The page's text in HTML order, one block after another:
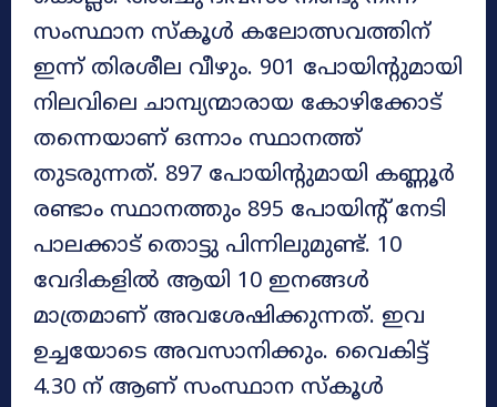
സംസ്ഥാന സ്കൂൾ കലോത്സവത്തിന്
ഇന്ന് തിരശീല വീഴും. 901 പോയിന്റുമായി
നിലവിലെ ചാമ്പ്യന്മാരായ കോഴിക്കോട്
തന്നെയാണ് ഒന്നാം സ്ഥാനത്ത്
തുടരുന്നത്. 897 പോയിന്റുമായി കണ്ണൂർ
രണ്ടാം സ്ഥാനത്തും 895 പോയിന്റ് നേടി
പാലക്കാട് തൊട്ടു പിന്നിലുമുണ്ട്. 10
വേദികളിൽ ആയി 10 ഇനങ്ങൾ
മാത്രമാണ് അവശേഷിക്കുന്നത്. ഇവ
ഉച്ചയോടെ അവസാനിക്കും. വൈകിട്ട്
4.30 ന് ആണ് സംസ്ഥാന സ്കൂൾ